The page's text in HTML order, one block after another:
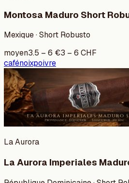
Montosa Maduro Short
Mexique · Short Robusto
moyen3.5 – 6 €3 – 6 CHF
cafénoixpoivre
La Aurora
La Aurora Imperiales